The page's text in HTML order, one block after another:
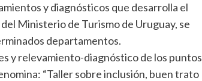
y diagnósticos que desarrolla el
Ministerio de Turismo de Uruguay, se
departamentos.
y relevamiento-diagnóstico de los puntos
“Taller sobre inclusión, buen trato